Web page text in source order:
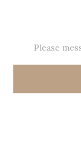
Please